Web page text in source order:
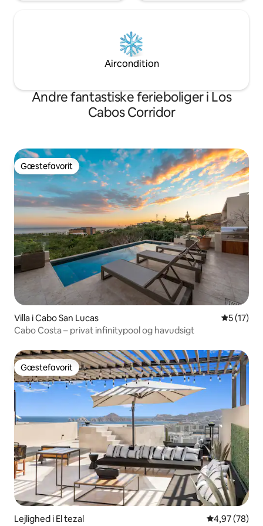
Aircondition
Andre fantastiske ferieboliger i Los
Cabos Corridor
Gæstefavorit
Gæstefavorit
Villa i Cabo San Lucas 5 ud af 5
5 (17)
Cabo Costa – privat infinitypool og havudsigt
Gæstefavorit
Gæstefavorit
Lejlighed i El tezal 4,97 ud af 5 i
4,97 (78)